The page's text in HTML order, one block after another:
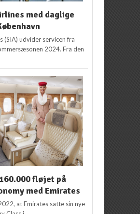
med daglige
(SIA) udvider servicen fra
2024. Fra den
fløjet på
med Emirates
at Emirates satte sin nye